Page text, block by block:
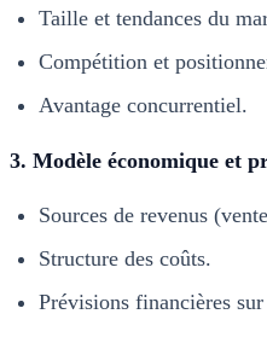
Taille et tendances du
Compétition et
Avantage concurrentiel.
3. Modèle économique et
Sources de revenus
Structure des coûts.
Prévisions financières